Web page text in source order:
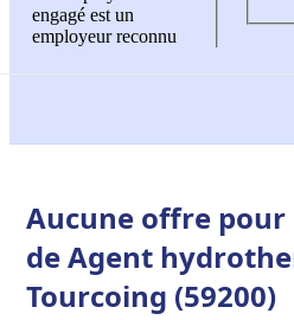
engagé est un
employeur reconnu
Aucune offre pour
de Agent
Tourcoing (59200)